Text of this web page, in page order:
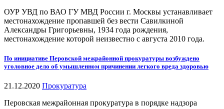
ОУР УВД по ВАО ГУ МВД России г. Москвы устанавливает
местонахождение пропавшей без вести Савилкиной
Александры Григорьевны, 1934 года рождения,
местонахождение которой неизвестно с августа 2010 года.
По инициативе Перовской межрайонной прокуратуры возбуждено
уголовное дело об умышленном причинении легкого вреда здоровью
21.12.2020 Прокуратура
Перовская межрайонная прокуратура в порядке надзора